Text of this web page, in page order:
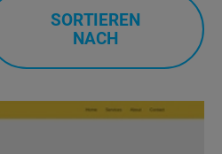
SORTIEREN
NACH